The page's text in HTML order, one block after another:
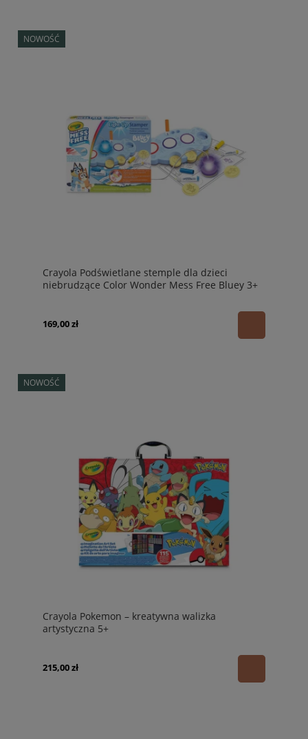
Crayola Podświetlane stemple dla dzieci
niebrudzące Color Wonder Mess Free Bluey 3+
169,00 zł
NOWOŚĆ
Crayola Pokemon – kreatywna walizka
artystyczna 5+
215,00 zł
NOWOŚĆ